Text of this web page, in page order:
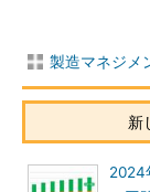
製造マネジメ
新
2024